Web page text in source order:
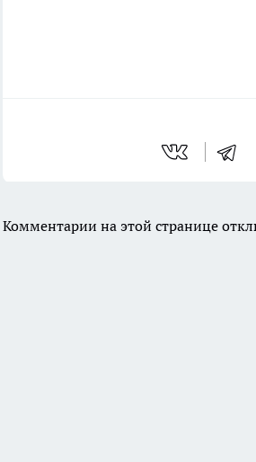
Комментарии на этой странице